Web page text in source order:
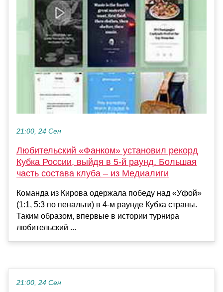
21:00, 24 Сен
Любительский «Фанком» установил рекорд
Кубка России, выйдя в 5-й раунд. Большая
часть состава клуба – из Медиалиги
Команда из Кирова одержала победу над «Уфой»
(1:1, 5:3 по пенальти) в 4-м раунде Кубка страны.
Таким образом, впервые в истории турнира
любительский ...
21:00, 24 Сен